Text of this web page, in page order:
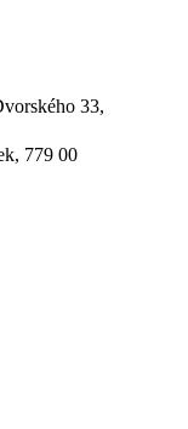
33,
779 00